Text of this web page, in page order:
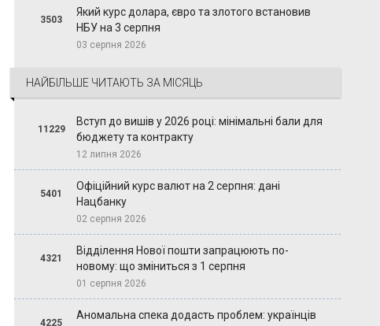
3503
Який курс долара, євро та злотого встановив
НБУ на 3 серпня
03 серпня 2026
НАЙБІЛЬШЕ ЧИТАЮТЬ ЗА МІСЯЦЬ
11229
Вступ до вишів у 2026 році: мінімальні бали для
бюджету та контракту
12 липня 2026
5401
Офіційний курс валют на 2 серпня: дані
Нацбанку
02 серпня 2026
4321
Відділення Нової пошти запрацюють по-
новому: що зміниться з 1 серпня
01 серпня 2026
4225
Аномальна спека додасть проблем: українців